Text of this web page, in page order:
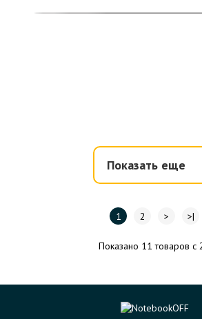
Показать еще
1 2 > >|
Показано 11 товаров с